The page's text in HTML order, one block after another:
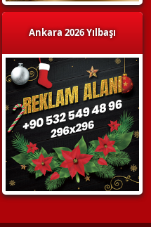
Ankara 2026 Yılbaşı